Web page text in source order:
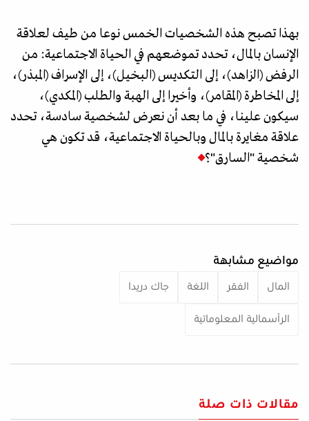
بهذا تصبح هذه الشخصيات الخمس نوعا من طيف لعلاقة
الإنسان بالمال، تحدد تموضعهم في الحياة الاجتماعية: من
الرفض (الزاهد)، إلى التكديس (البخيل)، إلى الإسراف (المبذر)،
إلى المخاطرة (المقامر)، وأخيرا إلى الهبة والطلب (المكدي)،
سيكون علينا، في ما بعد أن نعرض لشخصية سادسة، تحدد
علاقة مغايرة بالمال وبالحياة الاجتماعية، قد تكون هي
شخصية "السارق"؟
مواضيع مشابهة
المال الفقر اللغة جاك دريدا
الرأسمالية المعلوماتية
مقالات ذات صلة